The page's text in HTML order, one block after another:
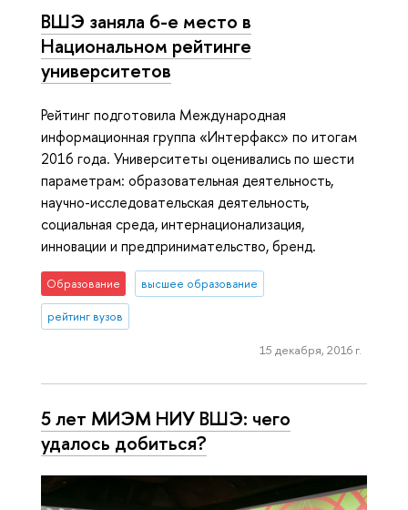
ВШЭ заняла 6-е место в
Национальном рейтинге
университетов
Рейтинг подготовила Международная
информационная группа «Интерфакс» по итогам
2016 года. Университеты оценивались по шести
параметрам: образовательная деятельность,
научно-исследовательская деятельность,
социальная среда, интернационализация,
инновации и предпринимательство, бренд.
Образование высшее образование
рейтинг вузов
15 декабря, 2016 г.
5 лет МИЭМ НИУ ВШЭ: чего
удалось добиться?